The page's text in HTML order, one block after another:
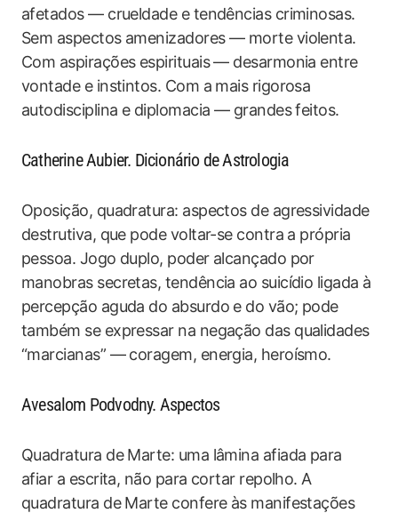
afetados — crueldade e tendências criminosas.
Sem aspectos amenizadores — morte violenta.
Com aspirações espirituais — desarmonia entre
vontade e instintos. Com a mais rigorosa
autodisciplina e diplomacia — grandes feitos.
Catherine Aubier. Dicionário de Astrologia
Oposição, quadratura: aspectos de agressividade
destrutiva, que pode voltar-se contra a própria
pessoa. Jogo duplo, poder alcançado por
manobras secretas, tendência ao suicídio ligada à
percepção aguda do absurdo e do vão; pode
também se expressar na negação das qualidades
“marcianas” — coragem, energia, heroísmo.
Avesalom Podvodny. Aspectos
Quadratura de Marte: uma lâmina afiada para
afiar a escrita, não para cortar repolho. A
quadratura de Marte confere às manifestações